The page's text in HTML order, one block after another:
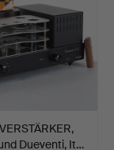
Dueventi, It…